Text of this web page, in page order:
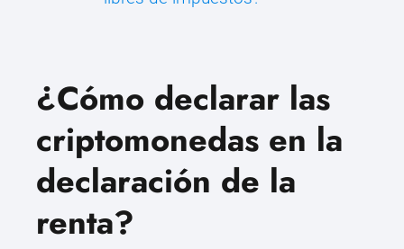
¿Cómo declarar las
criptomonedas en la
declaración de la
renta?